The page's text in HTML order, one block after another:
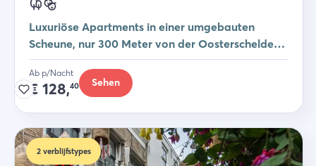
Luxuriöse Apartments in einer umgebauten
Scheune, nur 300 Meter von der Oosterschelde
entfernt
Ab p/Nacht
€ 128,40 Sehen
2 verblijfstypes